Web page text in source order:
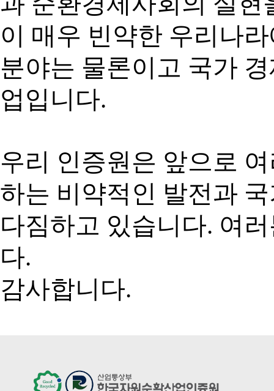
이 매우 빈약한 우리나
분야는 물론이고 국가
업입니다.
우리 인증원은 앞으로
하는 비약적인 발전과
다짐하고 있습니다. 여
다.
감사합니다.